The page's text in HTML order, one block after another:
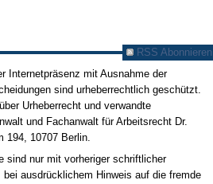
RSS Abonnieren
Internetpräsenz mit Ausnahme der
sind urheberrechtlich geschützt.
Urheberrecht und verwandte
und Fachanwalt für Arbeitsrecht Dr.
194, 10707 Berlin.
sind nur mit vorheriger schriftlicher
ausdrücklichem Hinweis auf die fremde